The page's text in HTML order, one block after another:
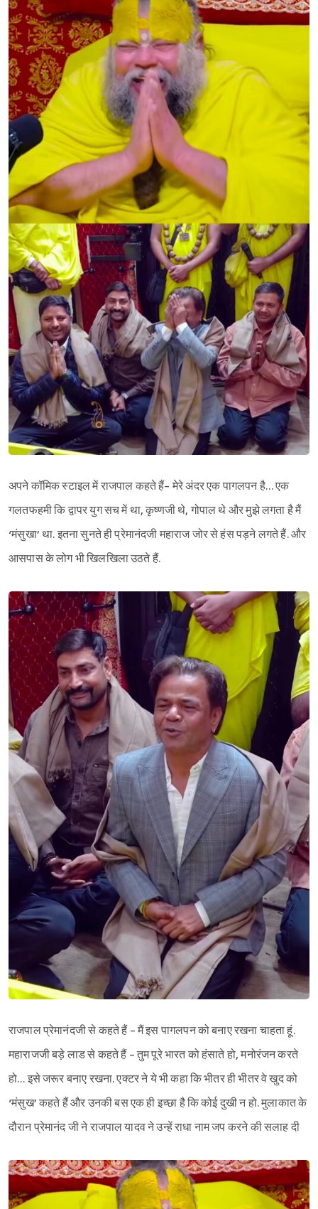
अपने कॉमिक स्टाइल में राजपाल कहते हैं- मेरे अंदर एक पागलपन है… एक
गलतफहमी कि द्वापर युग सच में था, कृष्णजी थे, गोपाल थे और मुझे लगता है मैं
‘मंसुखा’ था. इतना सुनते ही प्रेमानंदजी महाराज जोर से हंस पड़ने लगते हैं. और
आसपास के लोग भी खिलखिला उठते हैं.
राजपाल प्रेमानंदजी से कहते हैं - मैं इस पागलपन को बनाए रखना चाहता हूं.
महाराजजी बड़े लाड से कहते हैं - तुम पूरे भारत को हंसाते हो, मनोरंजन करते
हो… इसे जरूर बनाए रखना. एक्टर ने ये भी कहा कि भीतर ही भीतर वे खुद को
‘मंसुख’ कहते हैं और उनकी बस एक ही इच्छा है कि कोई दुखी न हो. मुलाकात के
दौरान प्रेमानंद जी ने राजपाल यादव ने उन्हें राधा नाम जप करने की सलाह दी